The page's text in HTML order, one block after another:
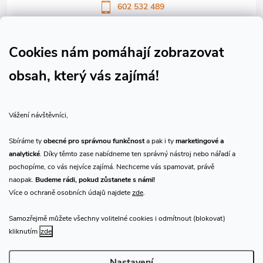
Cookies nám pomáhají zobrazovat
obsah, který vás zajímá!
Vážení návštěvníci,
Sbíráme tyobecné pro správnou funkčnosta pak i tymarketingové a
analytické. Díky těmto zase nabídneme ten správný nástroj nebo nářadí a
pochopíme, co vás nejvíce zajímá. Nechceme vás spamovat, právě
naopak. Budeme rádi, pokud zůstanete s námi!
Více o ochraně osobních údajů najdetezde.
Samozřejmě můžete všechny volitelné cookies i odmítnout (blokovat)
kliknutím zde
602 532 489
Sledujte náš vlog CHN_CZ
Přijímáme online platby